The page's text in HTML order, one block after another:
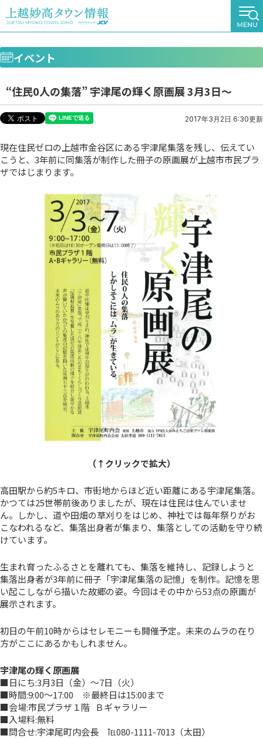
イベント
“住民0人の集落” 宇津尾の輝く原画展 3月3日～
2017年3月2日 6:30更新
現在住民ゼロの上越市金谷区にある宇津尾集落を残し、伝えてい
こうと、3年前に同集落が制作した冊子の原画展が上越市市民プラ
ザではじまります。
（↑クリックで拡大）
高田駅から約5キロ、市街地からほど近い距離にある宇津尾集落。
かつては25世帯前後ありましたが、現在は住民は住んでいませ
ん。しかし、道や田畑の草刈りをはじめ、神社では毎年祭りがお
こなわれるなど、集落出身者が集まり、集落としての活動を守り続
けています。
生まれ育ったふるさとを離れても、集落を維持し、記録しようと
集落出身者が3年前に冊子「宇津尾集落の記憶」を制作。記憶を思
い起こしながら描いた故郷の姿。今回はその中から53点の原画が
展示されます。
初日の午前10時からはセレモニーも開催予定。未来のムラの在り
方がここにあるかもしれません。
宇津尾の輝く原画展
■日にち:3月3日（金）～7日（火）
■時間:9:00～17:00 ※最終日は15:00まで
■会場:市民プラザ１階 Ｂギャラリー
■入場料:無料
■問合せ:宇津尾町内会長 ℡080-1111-7013（太田）